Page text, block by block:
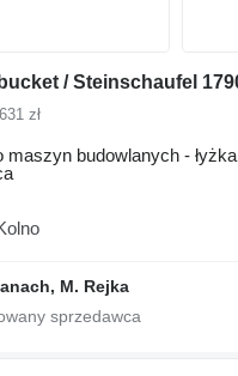
zł
maszyn budowlanych - łyżka
M. Rejka